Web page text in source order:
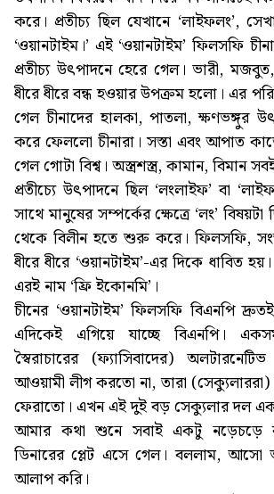
করে। প্রতীচ্য ছিল যেখানে ‘লাইফলং’,
‘ওয়ানটাইম।’ এই ‘ওয়ানটাইম’ ফিলসফি
প্রতীচ্য উৎপাদনে হেরে গেল। ভারী,
ধীরে ধীরে বন্ধ হওয়ার উপক্রম হলো। এর
গেল চীনাদের হালকা, পাতলা, ক্ষণভঙ্গুর
করে ফেললো চীনারা। সস্তা এবং আপাত
গেল গোটা বিশ্ব। অস্ত্রশস্ত্র, কামান, বিমান
প্রতীচ্যে উৎপাদনে ছিল ‘লংলাইফ’ বা
সাথে মানুষের সম্পর্কের ক্ষেত্রে ‘লং’ বিষয়টা
থেকে বিলীন হতে শুরু করে। ফিলসফি,
ধীরে ধীরে ‘ওয়ানটাইম’-এর দিকে ধাবিত
এরই নাম ‘ফ্রি ইকোনমি’।
চীনের ‘ওয়ানটাইম’ ফিলসফি বিএনপি
এদিকেই এগিয়ে যাচ্ছে বিএনপি।
স্বৈরাচারের (ফ্যাসিবাদের)
আওয়ামী লীগ করতো না, তারা
ফেরাতো। এখন এই দুই বড় সেক্যুলার দল
আমার কথা শুনে সবাই একটু নড়েচড়ে
ডিনারের প্লেট এসে গেল। বললাম, আসো
আলাপ করি।